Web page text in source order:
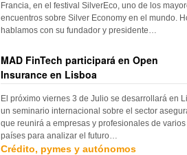
Francia, en el festival SilverEco, uno de los
encuentros sobre Silver Economy en el mundo.
hablamos con su fundador y presidente…
MAD FinTech participará en Open
Insurance en Lisboa
El próximo viernes 3 de Julio se desarrollará en
un seminario internacional sobre el sector
que reunirá a empresas y profesionales de varios
países para analizar el futuro…
Crédito, pymes y autónomos